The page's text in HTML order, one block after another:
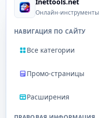
Онлайн-
НАВИГАЦИЯ ПО САЙТУ
Все категории
Промо-страницы
Расширения